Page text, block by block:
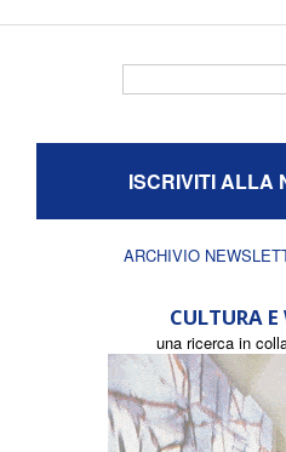
ISCRIVITI ALLA
ARCHIVIO
CULTURA E
una ricerca in